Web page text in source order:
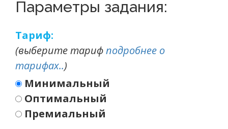
Параметры задания:
Тариф:
(выберите тарифподробнее о
тарифах..)
Минимальный
Оптимальный
Премиальный